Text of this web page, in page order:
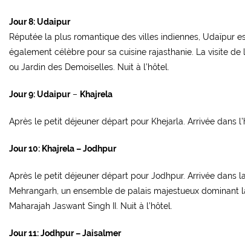
Jour 8: Udaipur
Réputée la plus romantique des villes indiennes, Udaïpur
également célèbre pour sa cuisine rajasthanie. La visite
ou Jardin des Demoiselles. Nuit à l’hôtel.
Jour 9: Udaipur– Khajrela
Après le petit déjeuner départ pour Khejarla. Arrivée dans
Jour 10: Khajrela – Jodhpur
Après le petit déjeuner départ pour Jodhpur. Arrivée dans
Mehrangarh, un ensemble de palais majestueux
Maharajah Jaswant Singh II. Nuit à l’hôtel.
Jour 11: Jodhpur – Jaisalmer